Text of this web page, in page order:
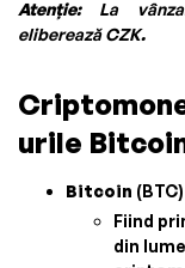
Atenție: La
eliberează CZK.
urile
Bitcoin (BTC)
Fiind
din